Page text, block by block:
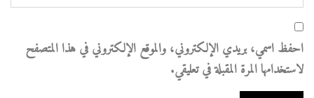
احفظ اسمي، بريدي الإلكتروني، والموقع الإلكتروني في هذا المتصفح
لاستخدامها المرة المقبلة في تعليقي.